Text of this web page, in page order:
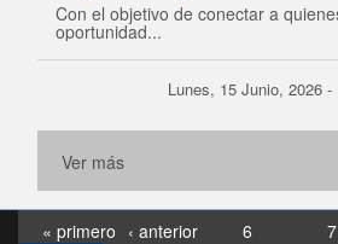
Con el objetivo de conectar a
oportunidad...
Lunes, 15 Junio, 2026 -
Ver más
« primero ‹ anterior 6 7